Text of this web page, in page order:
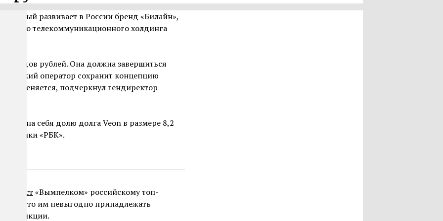
развивает в России бренд «Билайн»,
телекоммуникационного холдинга
рублей. Она должна завершиться
оператор сохранит концепцию
поменяется, подчеркнул гендиректор
на себя долю долга Veon в размере 8,2
источники «РБК».
передаст «Вымпелком» российскому топ-
что им невыгодно принадлежать